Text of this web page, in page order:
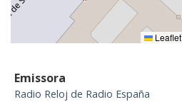
Leaflet
Emissora
Radio Reloj de Radio España